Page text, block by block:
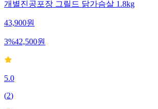
개별진공포장 그릴드 닭가슴살 1.8kg
43,900원
3%42,500원
5.0
(2)